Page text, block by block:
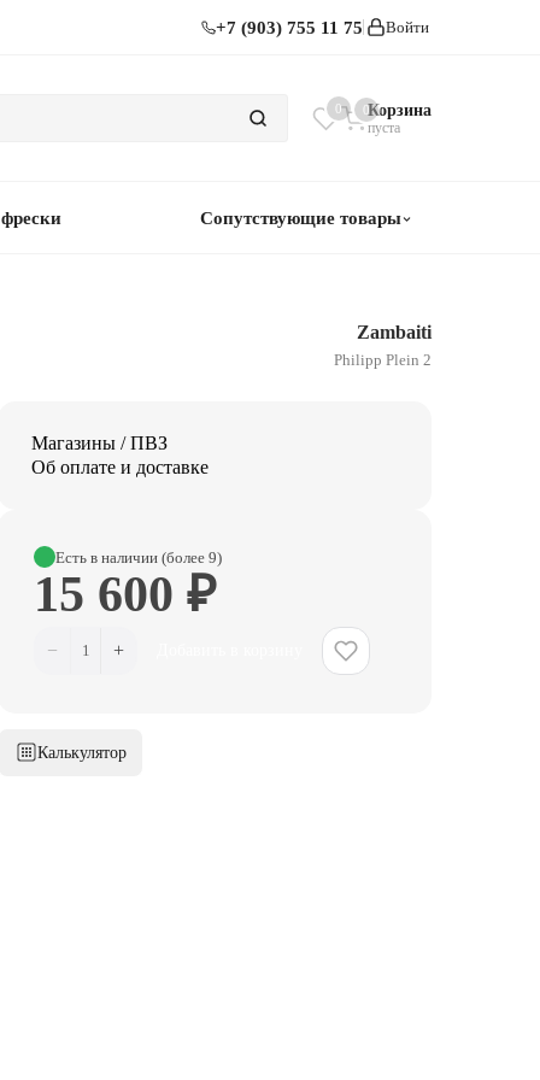
+7 (903) 755 11 75 Войти
0 0Корзина
пуста
Сопутствующие товары
Zambaiti
Philipp Plein 2
Магазины / ПВЗ
Об оплате и доставке
Есть в наличии (более 9)
15 600 ₽
− 1 +
Калькулятор